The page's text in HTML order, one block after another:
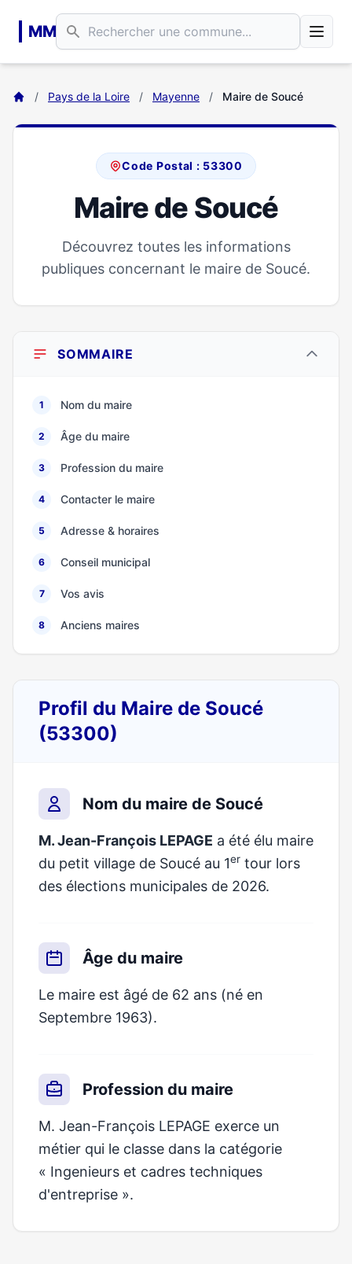
MM
/ Pays de la Loire / Mayenne / Maire de Soucé
Code Postal : 53300
Maire de Soucé
Découvrez toutes les informations
publiques concernant le maire de Soucé.
SOMMAIRE
1 Nom du maire
2 Âge du maire
3 Profession du maire
4 Contacter le maire
5 Adresse & horaires
6 Conseil municipal
7 Vos avis
8 Anciens maires
Profil du Maire de Soucé
(53300)
Nom du maire de Soucé
M. Jean-François LEPAGE a été élu maire
du petit village de Soucé au 1er tour lors
des élections municipales de 2026.
Âge du maire
Le maire est âgé de 62 ans (né en
Septembre 1963).
Profession du maire
M. Jean-François LEPAGE exerce un
métier qui le classe dans la catégorie
« Ingenieurs et cadres techniques
d'entreprise ».